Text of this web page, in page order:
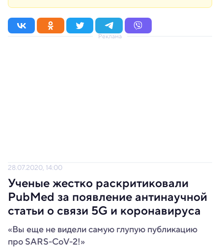
Реклама
28.07.2020, 14:00
Ученые жестко раскритиковали
PubMed за появление антинаучной
статьи о связи 5G и коронавируса
«Вы еще не видели самую глупую публикацию
про SARS-CoV-2!»